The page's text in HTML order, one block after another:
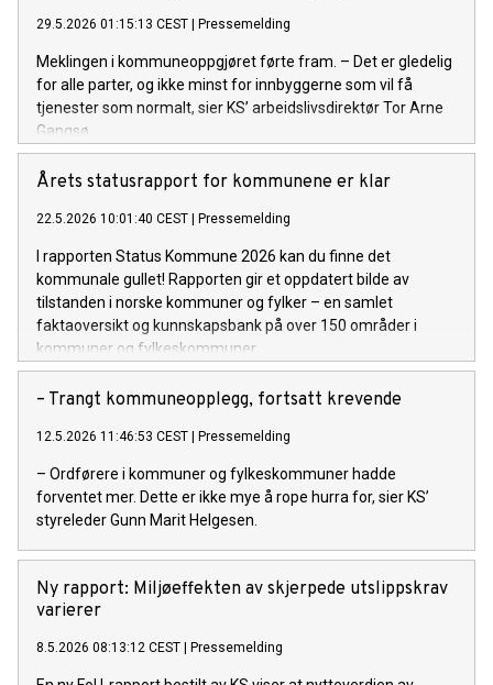
29.5.2026 01:15:13 CEST | Pressemelding
Meklingen i kommuneoppgjøret førte fram. – Det er gledelig
for alle parter, og ikke minst for innbyggerne som vil få
tjenester som normalt, sier KS’ arbeidslivsdirektør Tor Arne
Gangsø.
Årets statusrapport for kommunene er klar
22.5.2026 10:01:40 CEST | Pressemelding
I rapporten Status Kommune 2026 kan du finne det
kommunale gullet! Rapporten gir et oppdatert bilde av
tilstanden i norske kommuner og fylker – en samlet
faktaoversikt og kunnskapsbank på over 150 områder i
kommuner og fylkeskommuner.
– Trangt kommuneopplegg, fortsatt krevende
12.5.2026 11:46:53 CEST | Pressemelding
– Ordførere i kommuner og fylkeskommuner hadde
forventet mer. Dette er ikke mye å rope hurra for, sier KS’
styreleder Gunn Marit Helgesen.
Ny rapport: Miljøeffekten av skjerpede utslippskrav
varierer
8.5.2026 08:13:12 CEST | Pressemelding